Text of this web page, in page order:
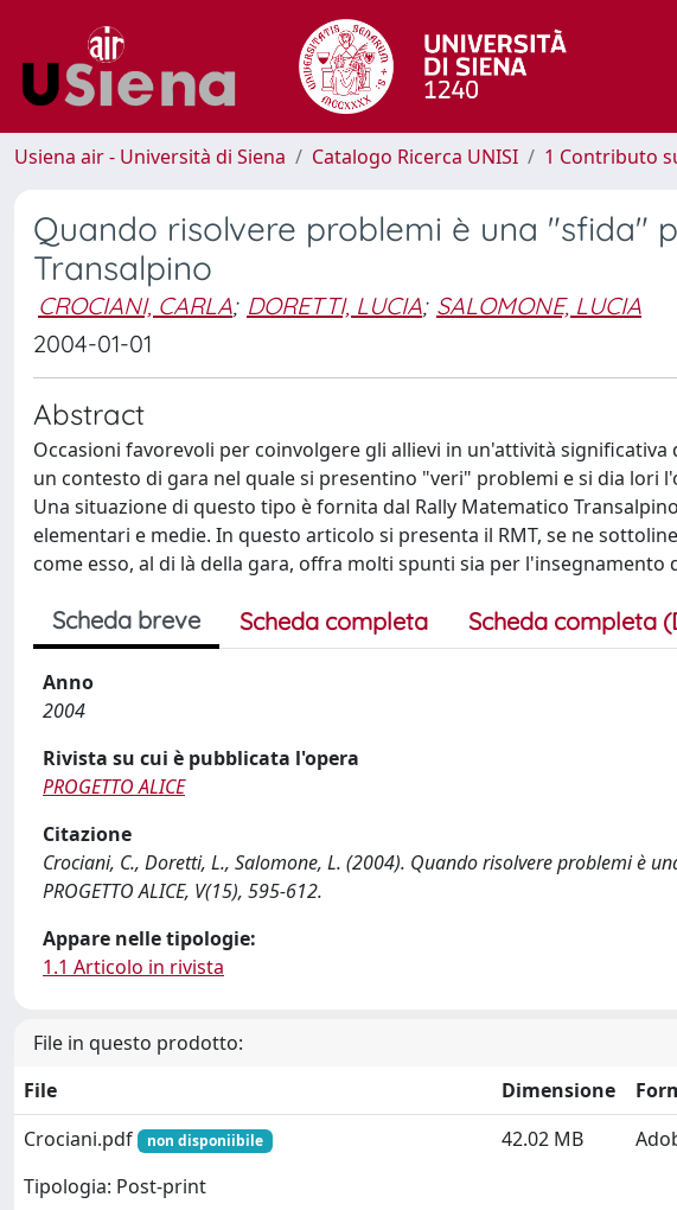
Usiena air - Università di Siena Catalogo Ricerca UNISI 1 Contributo
Quando risolvere problemi è una "sfida"
Transalpino
CROCIANI, CARLA; DORETTI, LUCIA; SALOMONE, LUCIA
2004-01-01
Abstract
Occasioni favorevoli per coinvolgere gli allievi in un'attività
un contesto di gara nel quale si presentino "veri" problemi e si dia
Una situazione di questo tipo è fornita dal Rally Matematico
elementari e medie. In questo articolo si presenta il RMT, se ne
come esso, al di là della gara, offra molti spunti sia per l'insegnamento
Scheda breve Scheda completa Scheda completa
Anno
2004
Rivista su cui è pubblicata l'opera
PROGETTO ALICE
Citazione
Crociani, C., Doretti, L., Salomone, L. (2004). Quando risolvere problemi è
PROGETTO ALICE, V(15), 595-612.
Appare nelle tipologie:
1.1 Articolo in rivista
File in questo prodotto:
File
Dimensione
Crociani.pdf
non disponiibile
Tipologia: Post-print
42.02 MB